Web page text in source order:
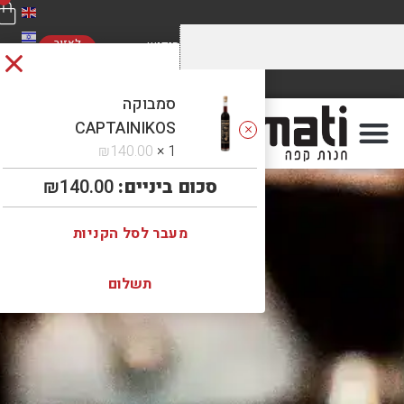
ברכישה מעל 5 קילו. כנסו לראות! ברכישה מעל 300 ₪
לאזור
סמבוקה
CAPTAINIKOS
1 ×
₪140.00
סכום ביניים: ₪140.00
מעבר לסל הקניות
תשלום